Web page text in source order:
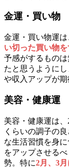
金運・買い物
金運・買い物運は
い切った買い物
予感がするもの
たと思うように
や収入アップが期
美容・健康運
美容・健康運は
くらいの調子の
な生活習慣を身
をアップさせる
勢。特に2月、3